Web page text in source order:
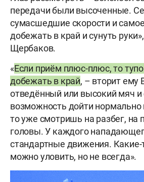
передачи были высоченные.
сумасшедшие скорости и
добежать в край и сунуть
Щербаков.
«Если приём плюс-плюс, то
добежать в край, – вторит ему
отведённый или высокий мяч и
возможность дойти нормально
то уже смотришь на разбег, на
головы. У каждого
стандартные движения.
можно уловить, но не всегда».